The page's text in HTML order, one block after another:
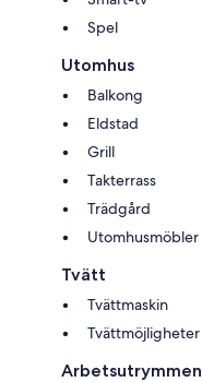
Spel
Utomhus
Balkong
Eldstad
Grill
Takterrass
Trädgård
Utomhusmöbler
Tvätt
Tvättmaskin
Tvättmöjligheter
Arbetsutrymmen